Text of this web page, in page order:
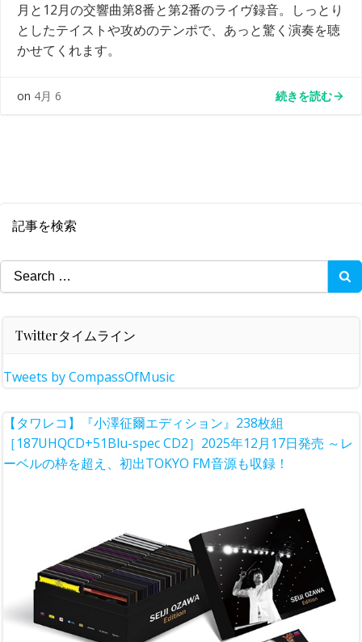
月と12月の交響曲第8番と第2番のライヴ録音。しっとり
としたテイストや攻めのテンポで、あっと驚く演奏を聴
かせてくれます。
on 4月 6 続きを読む
記事を検索
Search
for:
Twitterタイムライン
Tweets by CompassOfMusic
【タワレコ】『小澤征爾エディション』238枚組
［187UHQCD+51Blu-spec CD2］2025年12月17日発売 ～レ
ーベルの枠を超え、初出TOKYO FM音源も収録！